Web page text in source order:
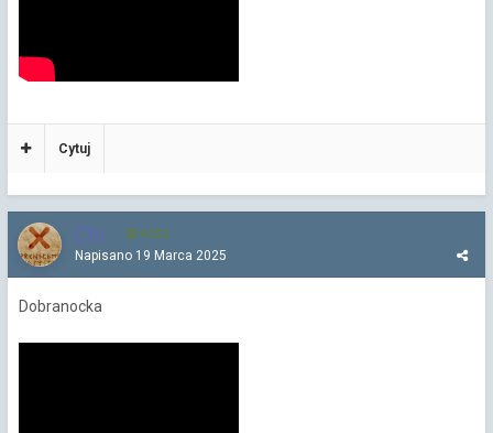
Cytuj
Chi 4 252
Napisano 19 Marca 2025
Dobranocka